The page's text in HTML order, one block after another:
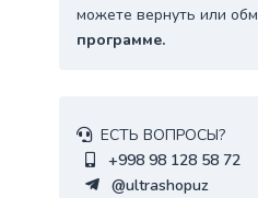
можете вернуть или
программе.
ЕСТЬ ВОПРОСЫ?
+998 98 128 58 72
@ultrashopuz